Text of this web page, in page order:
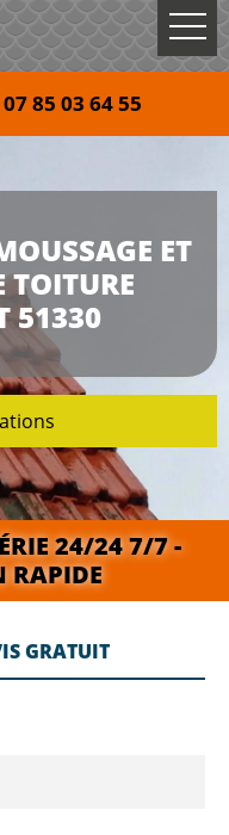
07 85 03 64 55
ET
TOITURE
51330
24/24 7/7 -
RAPIDE
GRATUIT